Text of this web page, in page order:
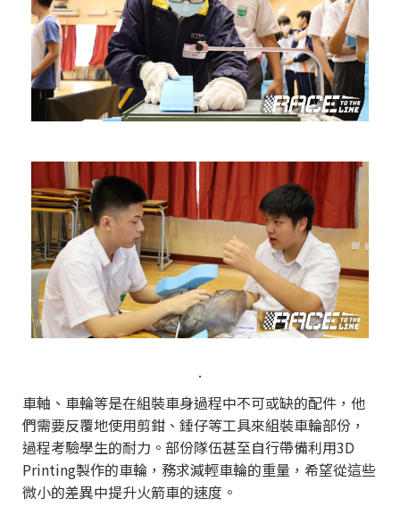
.
車軸、車輪等是在組裝車身過程中不可或缺的配件，他
們需要反覆地使用剪鉗、錘仔等工具來組裝車輪部份，
過程考驗學生的耐力。部份隊伍甚至自行帶備利用3D
Printing製作的車輪，務求減輕車輪的重量，希望從這些
微小的差異中提升火箭車的速度。